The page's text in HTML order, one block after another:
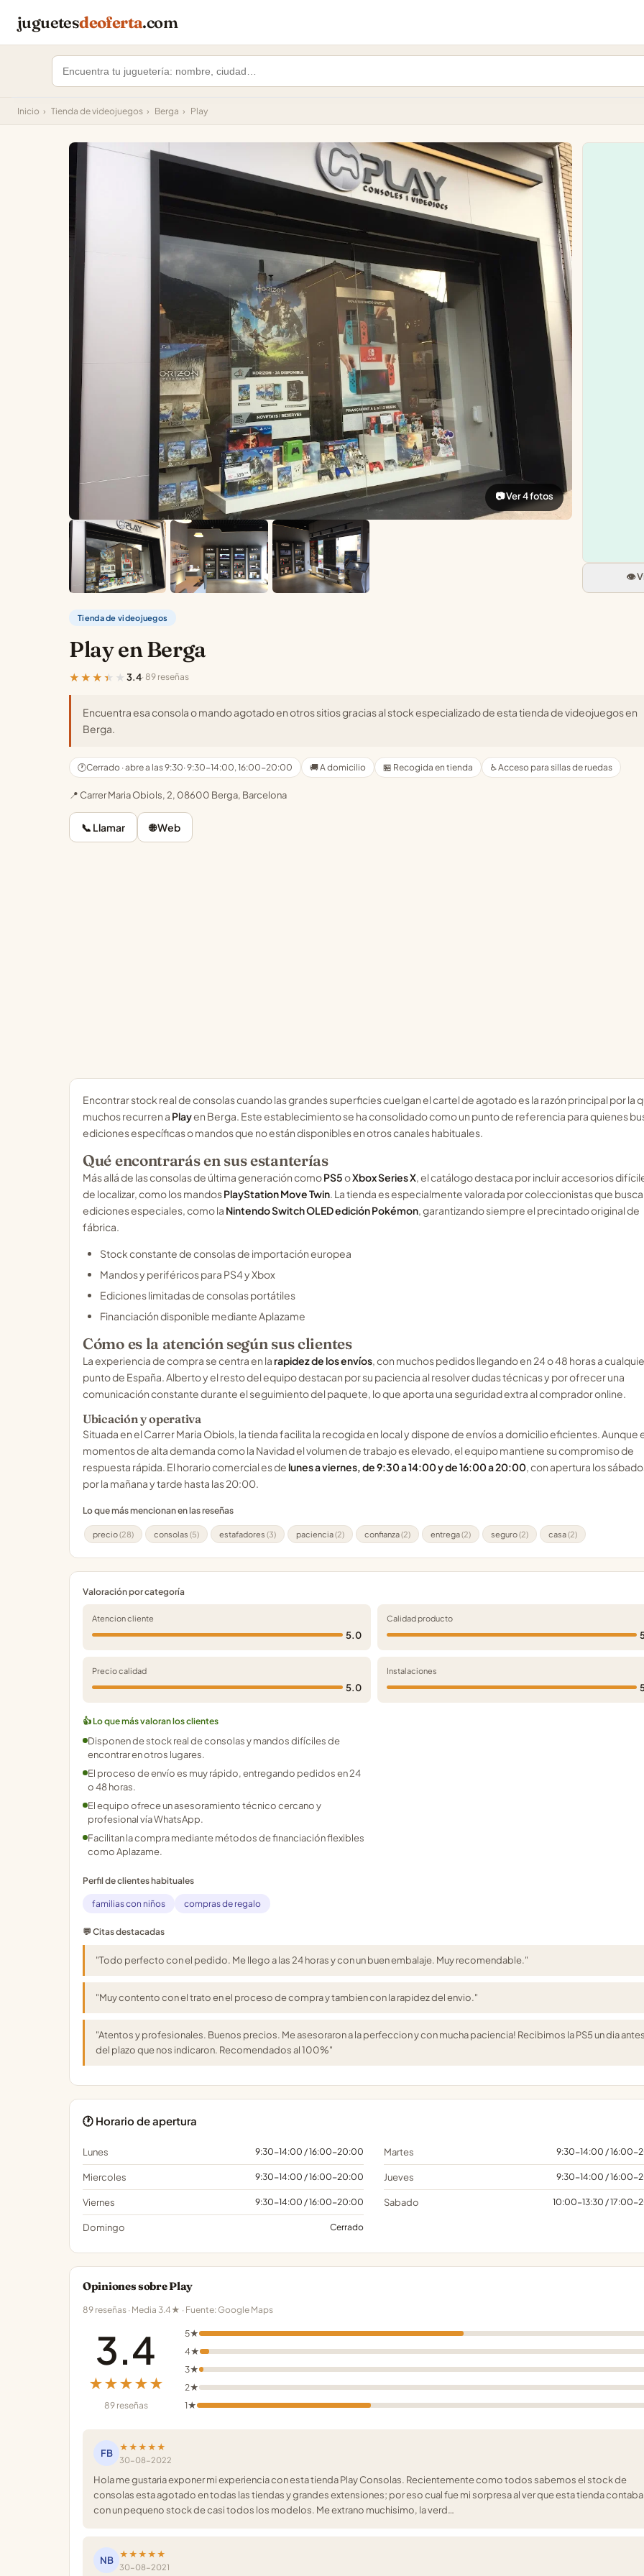
juguetesdeoferta.com
Inicio › Tienda de videojuegos › Berga › Play
📷 Ver 4 fotos
👁️
Tienda de videojuegos
Play en Berga
★★★★★ 3.4· 89 reseñas
Encuentra esa consola o mando agotado en otros sitios gracias al stock especializado de esta tienda de videojuegos en
Berga.
🕐Cerrado · abre a las 9:30· 9:30-14:00, 16:00-20:00 🚚 A domicilio 🏪 Recogida en tienda ♿ Acceso para sillas de ruedas
📍 Carrer Maria Obiols, 2, 08600 Berga, Barcelona
📞 Llamar 🌐 Web
Encontrar stock real de consolas cuando las grandes superficies cuelgan el cartel de agotado es la razón principal por la
muchos recurren a Playen Berga. Este establecimiento se ha consolidado como un punto de referencia para quienes
ediciones específicas o mandos que no están disponibles en otros canales habituales.
Qué encontrarás en sus estanterías
Más allá de las consolas de última generación comoPS5oXbox Series X, el catálogo destaca por incluir accesorios
de localizar, como los mandosPlayStation Move Twin. La tienda es especialmente valorada por coleccionistas que
ediciones especiales, como la Nintendo Switch OLED edición Pokémon, garantizando siempre el precintado original de
fábrica.
Stock constante de consolas de importación europea
Mandos y periféricos para PS4 y Xbox
Ediciones limitadas de consolas portátiles
Financiación disponible mediante Aplazame
Cómo es la atención según sus clientes
La experiencia de compra se centra en la rapidez de los envíos, con muchos pedidos llegando en 24 o 48 horas a
punto de España. Alberto y el resto del equipo destacan por su paciencia al resolver dudas técnicas y por ofrecer una
comunicación constante durante el seguimiento del paquete, lo que aporta una seguridad extra al comprador online.
Ubicación y operativa
Situada en el Carrer Maria Obiols, la tienda facilita la recogida en local y dispone de envíos a domicilio eficientes. Aunque
momentos de alta demanda como la Navidad el volumen de trabajo es elevado, el equipo mantiene su compromiso de
respuesta rápida. El horario comercial es de lunes a viernes, de 9:30 a 14:00 y de 16:00 a 20:00, con apertura los
por la mañana y tarde hasta las 20:00.
Lo que más mencionan en las reseñas
precio(28) consolas (5) estafadores (3) paciencia(2) confianza(2) entrega(2) seguro(2) casa(2)
Valoración por categoría
Atencion cliente
5.0
Calidad producto
Precio calidad
5.0
Instalaciones
👍 Lo que más valoran los clientes
Disponen de stock real de consolas y mandos difíciles de
encontrar en otros lugares.
El proceso de envío es muy rápido, entregando pedidos en 24
o 48 horas.
El equipo ofrece un asesoramiento técnico cercano y
profesional vía WhatsApp.
Facilitan la compra mediante métodos de financiación flexibles
como Aplazame.
Perfil de clientes habituales
familias con niños compras de regalo
💬 Citas destacadas
"Todo perfecto con el pedido. Me llego a las 24 horas y con un buen embalaje. Muy recomendable."
"Muy contento con el trato en el proceso de compra y tambien con la rapidez del envio."
"Atentos y profesionales. Buenos precios. Me asesoraron a la perfeccion y con mucha paciencia! Recibimos la PS5 un dia antes
del plazo que nos indicaron. Recomendados al 100%"
🕐 Horario de apertura
Lunes 9:30-14:00 / 16:00-20:00 Martes 9:30-14:00 / 16:00-
Miercoles 9:30-14:00 / 16:00-20:00 Jueves 9:30-14:00 / 16:00-
Viernes 9:30-14:00 / 16:00-20:00 Sabado 10:00-13:30 / 17:00-
Domingo Cerrado
Opiniones sobre Play
89 reseñas · Media 3.4★ · Fuente: Google Maps
3.4
★★★★★
89 reseñas
5★
4★
3★
2★
1★
FB
★★★★★
30-08-2022
Hola me gustaria exponer mi experiencia con esta tienda Play Consolas. Recientemente como todos sabemos el stock de
consolas esta agotado en todas las tiendas y grandes extensiones; por eso cual fue mi sorpresa al ver que esta tienda contaba
con un pequeno stock de casi todos los modelos. Me extrano muchisimo, la verd…
NB
★★★★★
30-08-2021